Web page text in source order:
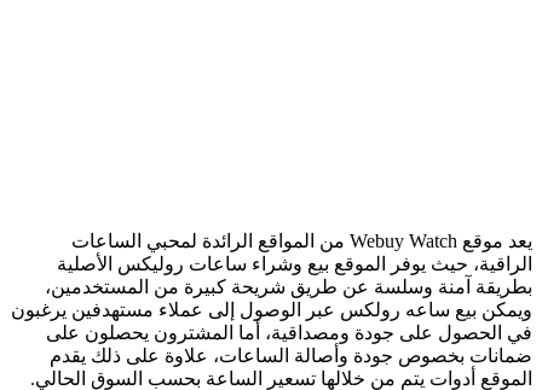
يعد موقع Webuy Watch من المواقع الرائدة لمحبي الساعات
الراقية، حيث يوفر الموقع بيع وشراء ساعات روليكس الأصلية
بطريقة آمنة وسلسة عن طريق شريحة كبيرة من المستخدمين،
ويمكن بيع ساعه رولكس عبر الوصول إلى عملاء مستهدفين يرغبون
في الحصول على جودة ومصداقية، أما المشترون يحصلون على
ضمانات بخصوص جودة وأصالة الساعات، علاوة على ذلك يقدم
الموقع أدوات يتم من خلالها تسعير الساعة بحسب السوق الحالي.